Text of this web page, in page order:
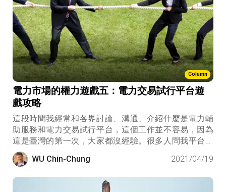
Column
電力市場的權力遊戲五：電力交易試行平台遊
戲攻略
這段時間我經常和各界討論、溝通、介紹什麼是電力輔
助服務和電力交易試行平台，這個工作並不容易，因為
這是臺灣的第一次，大家都沒經驗。很多人問我平台開
了之後會發生什麼事？平台會成功嗎？要用什麼策略才
會賺錢？有沒有人會出來搗亂，破壞市場和遊戲規則？
WU Chin-Chung 2021/04/19